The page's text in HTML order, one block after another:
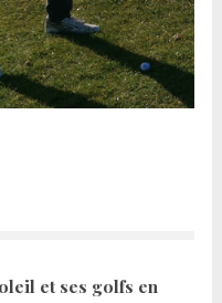
et ses golfs en